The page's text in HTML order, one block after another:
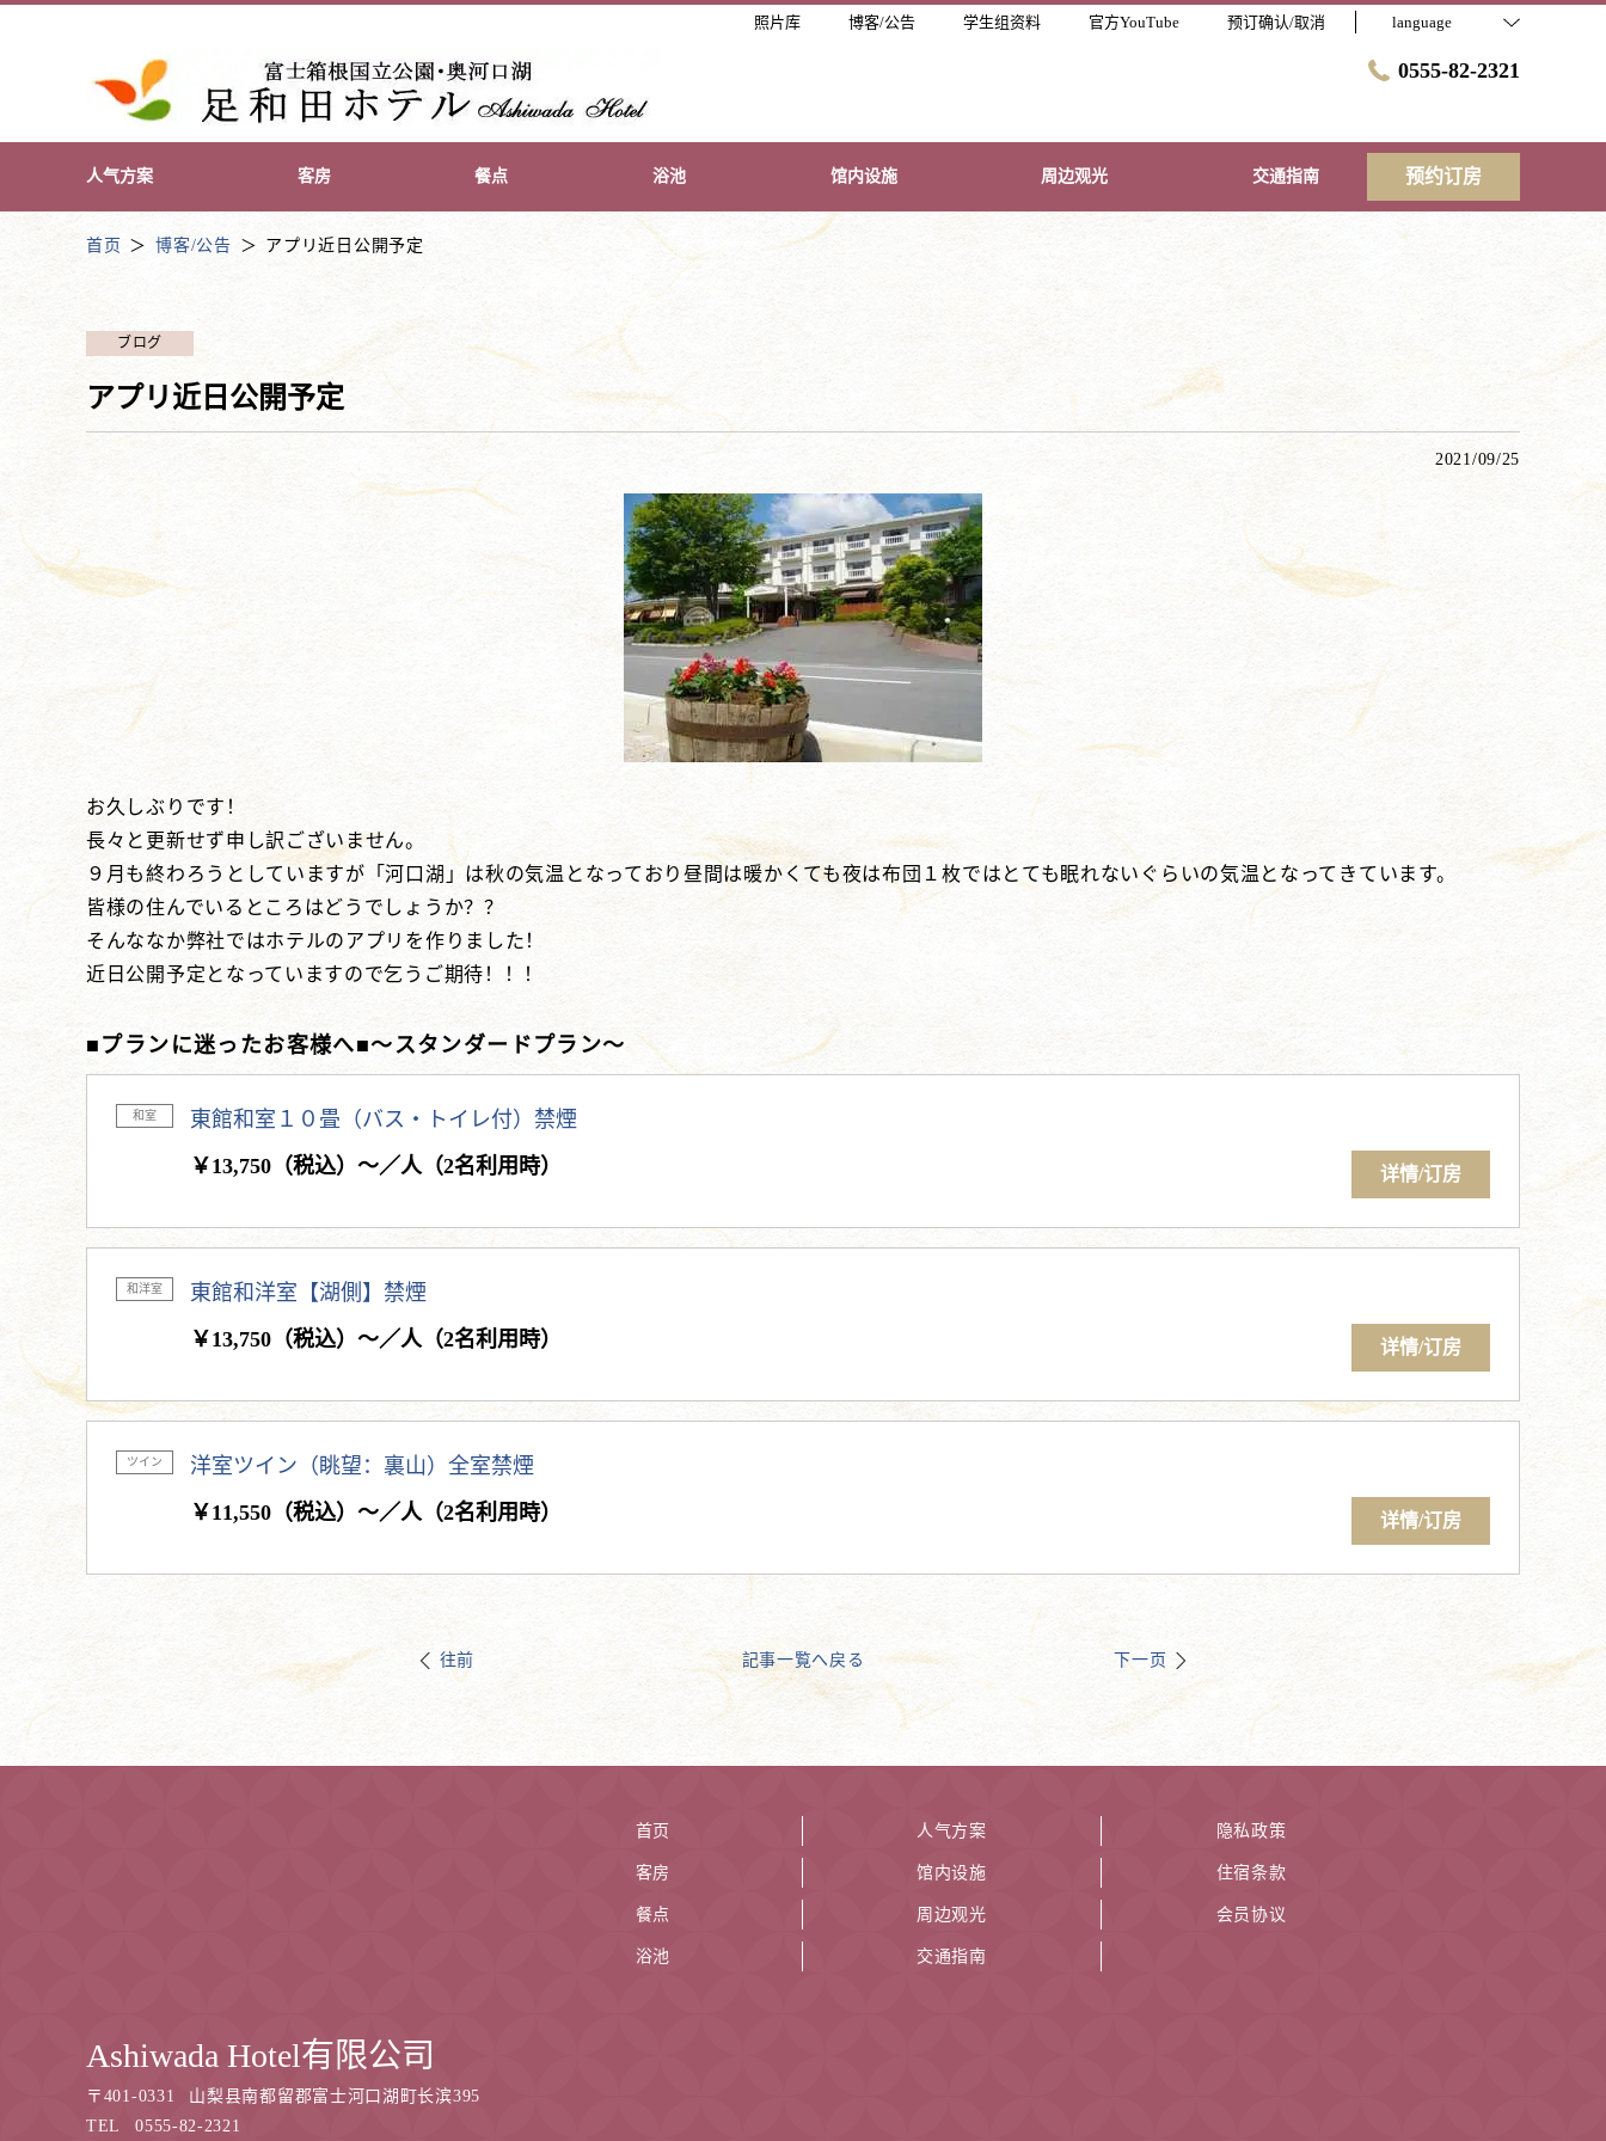
照片库 博客/公告 学生组资料 官方YouTube 预订确认/取消 language
0555-82-2321
人气方案 客房 餐点 浴池 馆内设施 周边观光 交通指南 预约订房
首页 博客/公告 アプリ近日公開予定
ブログ
アプリ近日公開予定
2021/09/25
お久しぶりです！
長々と更新せず申し訳ございません。
９月も終わろうとしていますが「河口湖」は秋の気温となっており昼間は暖かくても夜は布団１枚ではとても眠れないぐらいの気温となってきています。
皆様の住んでいるところはどうでしょうか？？
そんななか弊社ではホテルのアプリを作りました！
近日公開予定となっていますので乞うご期待！！！
■プランに迷ったお客様へ■～スタンダードプラン～
和室
東館和室１０畳（バス・トイレ付）禁煙
￥13,750（税込）～／人（2名利用時）
详情/订房
和洋室
東館和洋室【湖側】禁煙
￥13,750（税込）～／人（2名利用時）
详情/订房
ツイン
洋室ツイン（眺望：裏山）全室禁煙
￥11,550（税込）～／人（2名利用時）
详情/订房
往前 記事一覧へ戻る 下一页
首页
客房
餐点
浴池
人气方案
馆内设施
周边观光
交通指南
隐私政策
住宿条款
会员协议
Ashiwada Hotel有限公司
〒 401-0331
山梨县南都留郡富士河口湖町长滨395
TEL
0555-82-2321